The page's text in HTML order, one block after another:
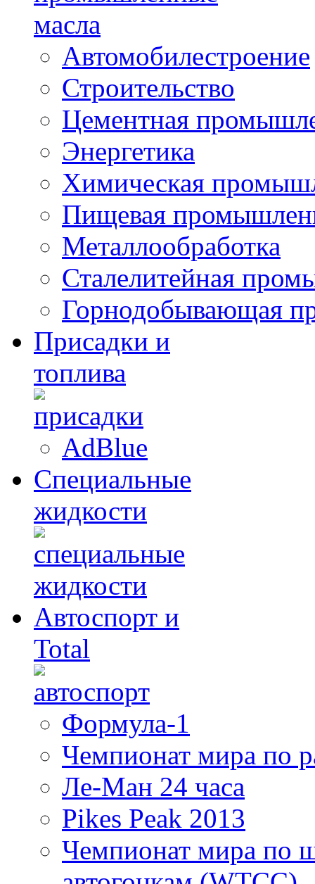
Автомобилестроение
Строительство
Цементная
Энергетика
Химическая
Пищевая
Металлообработка
Сталелитейная
Горнодобывающая
Присадки и
топлива
AdBlue
Специальные
жидкости
Автоспорт и
Total
Формула-1
Чемпионат мира по
Ле-Ман 24 часа
Pikes Peak 2013
Чемпионат мира по